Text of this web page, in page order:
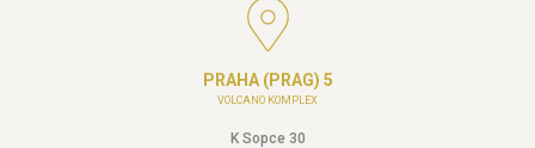
PRAHA (PRAG) 5
VOLCANO KOMPLEX
K Sopce 30